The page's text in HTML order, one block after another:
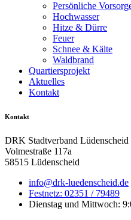
Persönliche
Hochwasser
Hitze & Dürre
Feuer
Schnee & Kälte
Waldbrand
Quartiersprojekt
Aktuelles
Kontakt
Kontakt
DRK Stadtverband
Volmestraße 117a
58515 Lüdenscheid
info@drk-luedenscheid.de
Festnetz: 02351 / 79489
Dienstag und Mittwoch: